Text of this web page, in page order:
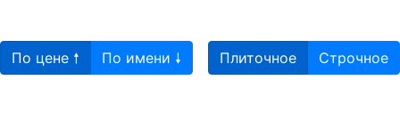
По цене 🠕 По имени 🠗 Плиточное Строчное